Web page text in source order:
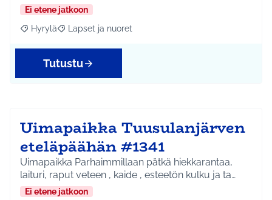
Ei etene jatkoon
Rajaa tulokset aihepiirin mukaan: Hyrylä
Hyrylä Rajaa tulokset teeman mukaan: Lapset ja nuoret
Lapset ja nuoret
Tutustu
Uimapaikka Tuusulanjärven
eteläpäähän #1341
Uimapaikka Parhaimmillaan pätkä hiekkarantaa,
laituri, raput veteen , kaide , esteetön kulku ja ta…
Ei etene jatkoon